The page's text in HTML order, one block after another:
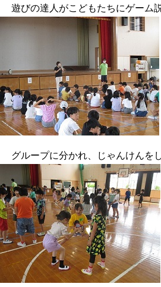
遊びの達人がこどもたちにゲーム
グループに分かれ、じゃんけんを